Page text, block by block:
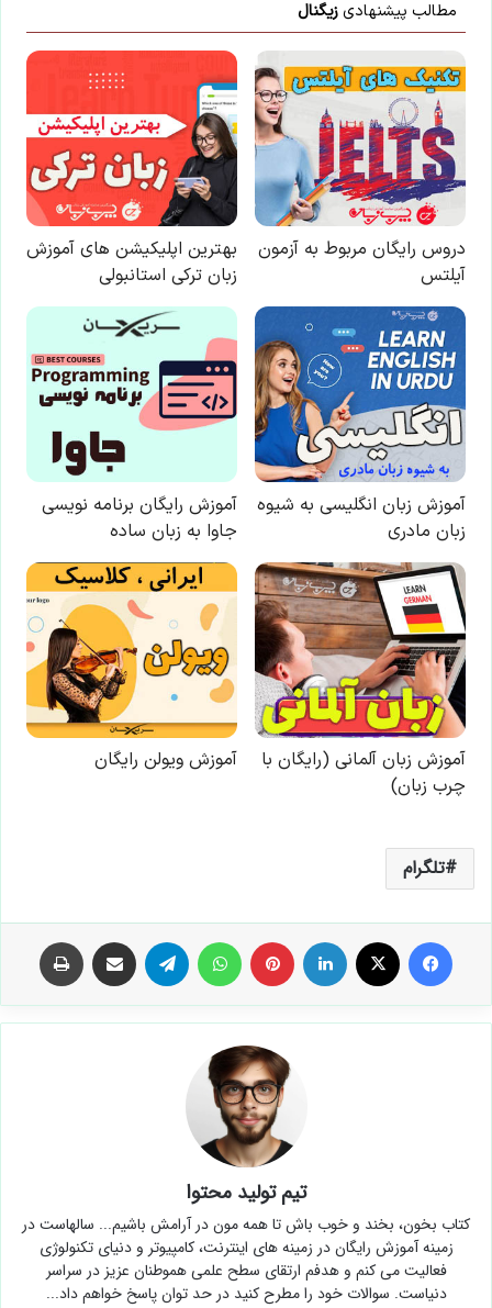
تلگرام
فیس بوک لینکدین ‫پین‌ترست تلگرام اشتراک گذاری از طریق ایمیل
تیم تولید محتوا
کتاب بخون، بخند و خوب باش تا همه مون در آرامش باشیم... سالهاست در
زمینه آموزش رایگان در زمینه های اینترنت، کامپیوتر و دنیای تکنولوژی
فعالیت می کنم و هدفم ارتقای سطح علمی هموطنان عزیز در سراسر
دنیاست. سوالات خود را مطرح کنید در حد توان پاسخ خواهم داد...